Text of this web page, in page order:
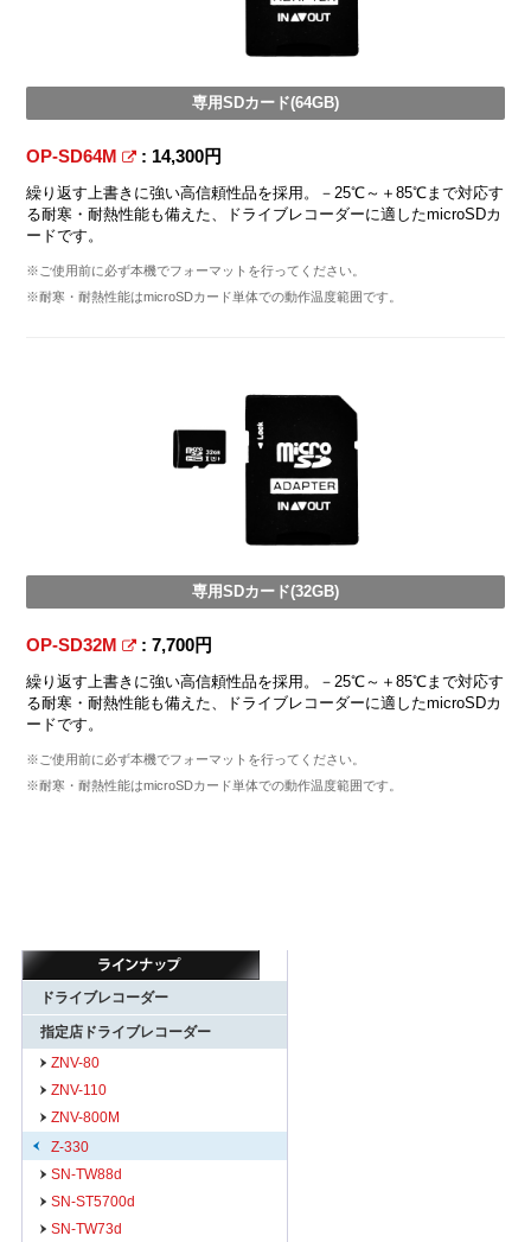
専用SDカード(64GB)
OP-SD64M : 14,300円
繰り返す上書きに強い高信頼性品を採用。－25℃～＋85℃まで対応す
る耐寒・耐熱性能も備えた、ドライブレコーダーに適したmicroSDカ
ードです。
※ご使用前に必ず本機でフォーマットを行ってください。
※耐寒・耐熱性能はmicroSDカード単体での動作温度範囲です。
専用SDカード(32GB)
OP-SD32M : 7,700円
繰り返す上書きに強い高信頼性品を採用。－25℃～＋85℃まで対応す
る耐寒・耐熱性能も備えた、ドライブレコーダーに適したmicroSDカ
ードです。
※ご使用前に必ず本機でフォーマットを行ってください。
※耐寒・耐熱性能はmicroSDカード単体での動作温度範囲です。
ドライブレコーダー
指定店ドライブレコーダー
ZNV-80
ZNV-110
ZNV-800M
Z-330
SN-TW88d
SN-ST5700d
SN-TW73d